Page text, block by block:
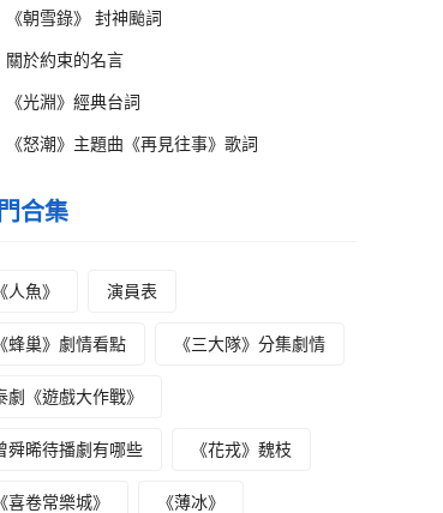
《朝雪錄》 封神颱詞
關於約束的名言
《光淵》經典台詞
《怒潮》主題曲《再見往事》歌詞
合集
《人魚》 演員表
《蜂巢》劇情看點 《三大隊》分集劇情
劇《遊戲大作戰》
舜晞待播劇有哪些 《花戎》魏枝
《喜卷常樂城》 《薄冰》